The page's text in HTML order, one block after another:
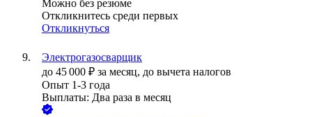
Можно без резюме
Откликнитесь среди первых
Откликнуться
Электрогазосварщик
до 45 000 ₽ за месяц, до вычета налогов
Опыт 1-3 года
Выплаты: Два раза в месяц